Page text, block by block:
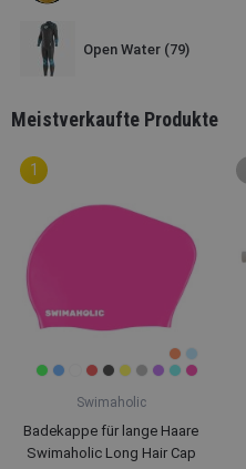
Open Water (79)
Meistverkaufte Produkte
Swimaholic
Badekappe für lange Haare
Swimaholic Long Hair Cap